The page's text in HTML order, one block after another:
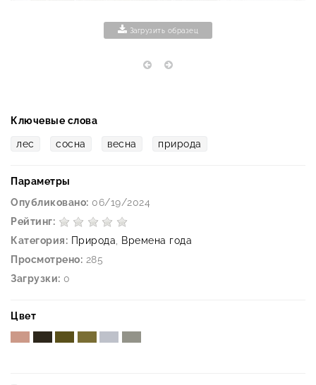
Загрузить образец
Ключевые слова
лес сосна весна природа
Параметры
Опубликовано: 06/19/2024
Рейтинг:
Категория: Природа
Времена года
Просмотрено: 285
Загрузки: 0
Цвет